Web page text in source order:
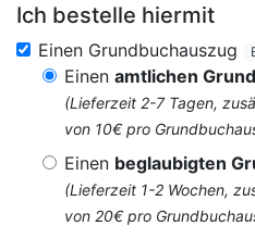
Ich bestelle hiermit
Einen Grundbuchauszug
Einen amtlichen
(Lieferzeit 2-7 Tagen,
von 10€ pro
Einen beglaubigten
(Lieferzeit 1-2 Wochen,
von 20€ pro